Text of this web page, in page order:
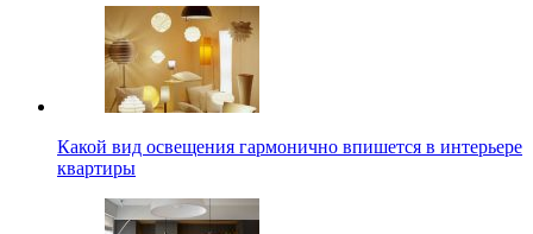
Какой вид освещения гармонично впишется в интерьере
квартиры